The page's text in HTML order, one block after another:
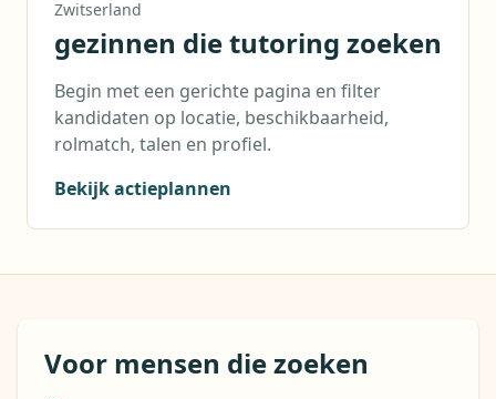
Zwitserland
gezinnen die tutoring zoeken
Begin met een gerichte pagina en filter
kandidaten op locatie, beschikbaarheid,
rolmatch, talen en profiel.
Bekijk actieplannen
Voor mensen die zoeken